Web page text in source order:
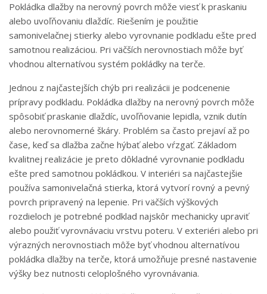
Pokládka dlažby na nerovný povrch môže viesť k praskaniu
alebo uvoľňovaniu dlaždíc. Riešením je použitie
samonivelačnej stierky alebo vyrovnanie podkladu ešte pred
samotnou realizáciou. Pri väčších nerovnostiach môže byť
vhodnou alternatívou systém pokládky na terče.
Jednou z najčastejších chýb pri realizácii je podcenenie
prípravy podkladu. Pokládka dlažby na nerovný povrch môže
spôsobiť praskanie dlaždíc, uvoľňovanie lepidla, vznik dutín
alebo nerovnomerné škáry. Problém sa často prejaví až po
čase, keď sa dlažba začne hýbať alebo vŕzgať. Základom
kvalitnej realizácie je preto dôkladné vyrovnanie podkladu
ešte pred samotnou pokládkou. V interiéri sa najčastejšie
používa samonivelačná stierka, ktorá vytvorí rovný a pevný
povrch pripravený na lepenie. Pri väčších výškových
rozdieloch je potrebné podklad najskôr mechanicky upraviť
alebo použiť vyrovnávaciu vrstvu poteru. V exteriéri alebo pri
výrazných nerovnostiach môže byť vhodnou alternatívou
pokládka dlažby na terče, ktorá umožňuje presné nastavenie
výšky bez nutnosti celoplošného vyrovnávania.